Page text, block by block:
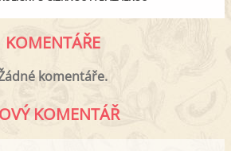
KOMENTÁŘE
komentáře.
KOMENTÁŘ